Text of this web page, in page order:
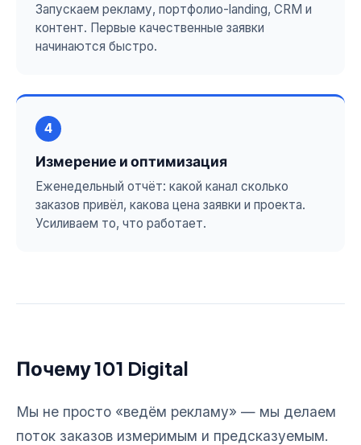
Запускаем рекламу, портфолио-landing, CRM и
контент. Первые качественные заявки
начинаются быстро.
4
Измерение и оптимизация
Еженедельный отчёт: какой канал сколько
заказов привёл, какова цена заявки и проекта.
Усиливаем то, что работает.
Почему 101 Digital
Мы не просто «ведём рекламу» — мы делаем
поток заказов измеримым и предсказуемым.